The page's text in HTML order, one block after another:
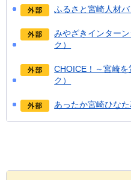
ふるさと宮崎人材
みやざきインター
ク）
CHOICE！～宮崎
ク）
あったか宮崎ひな